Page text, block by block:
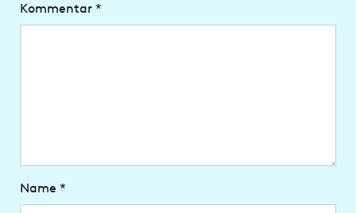
Kommentar *
Name *